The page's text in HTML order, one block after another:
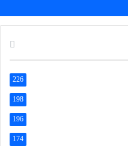
226
198
196
174